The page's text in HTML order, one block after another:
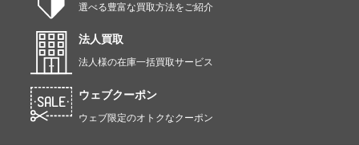
選べる豊富な買取方法をご紹介
法人買取
法人様の在庫一括買取サービス
ウェブクーポン
ウェブ限定のオトクなクーポン